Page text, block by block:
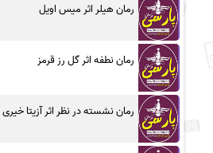
رمان هیلر اثر میس اویل
رمان نطفه اثر گل رز قرمز
رمان نشسته در نظر اثر آزیتا خیری